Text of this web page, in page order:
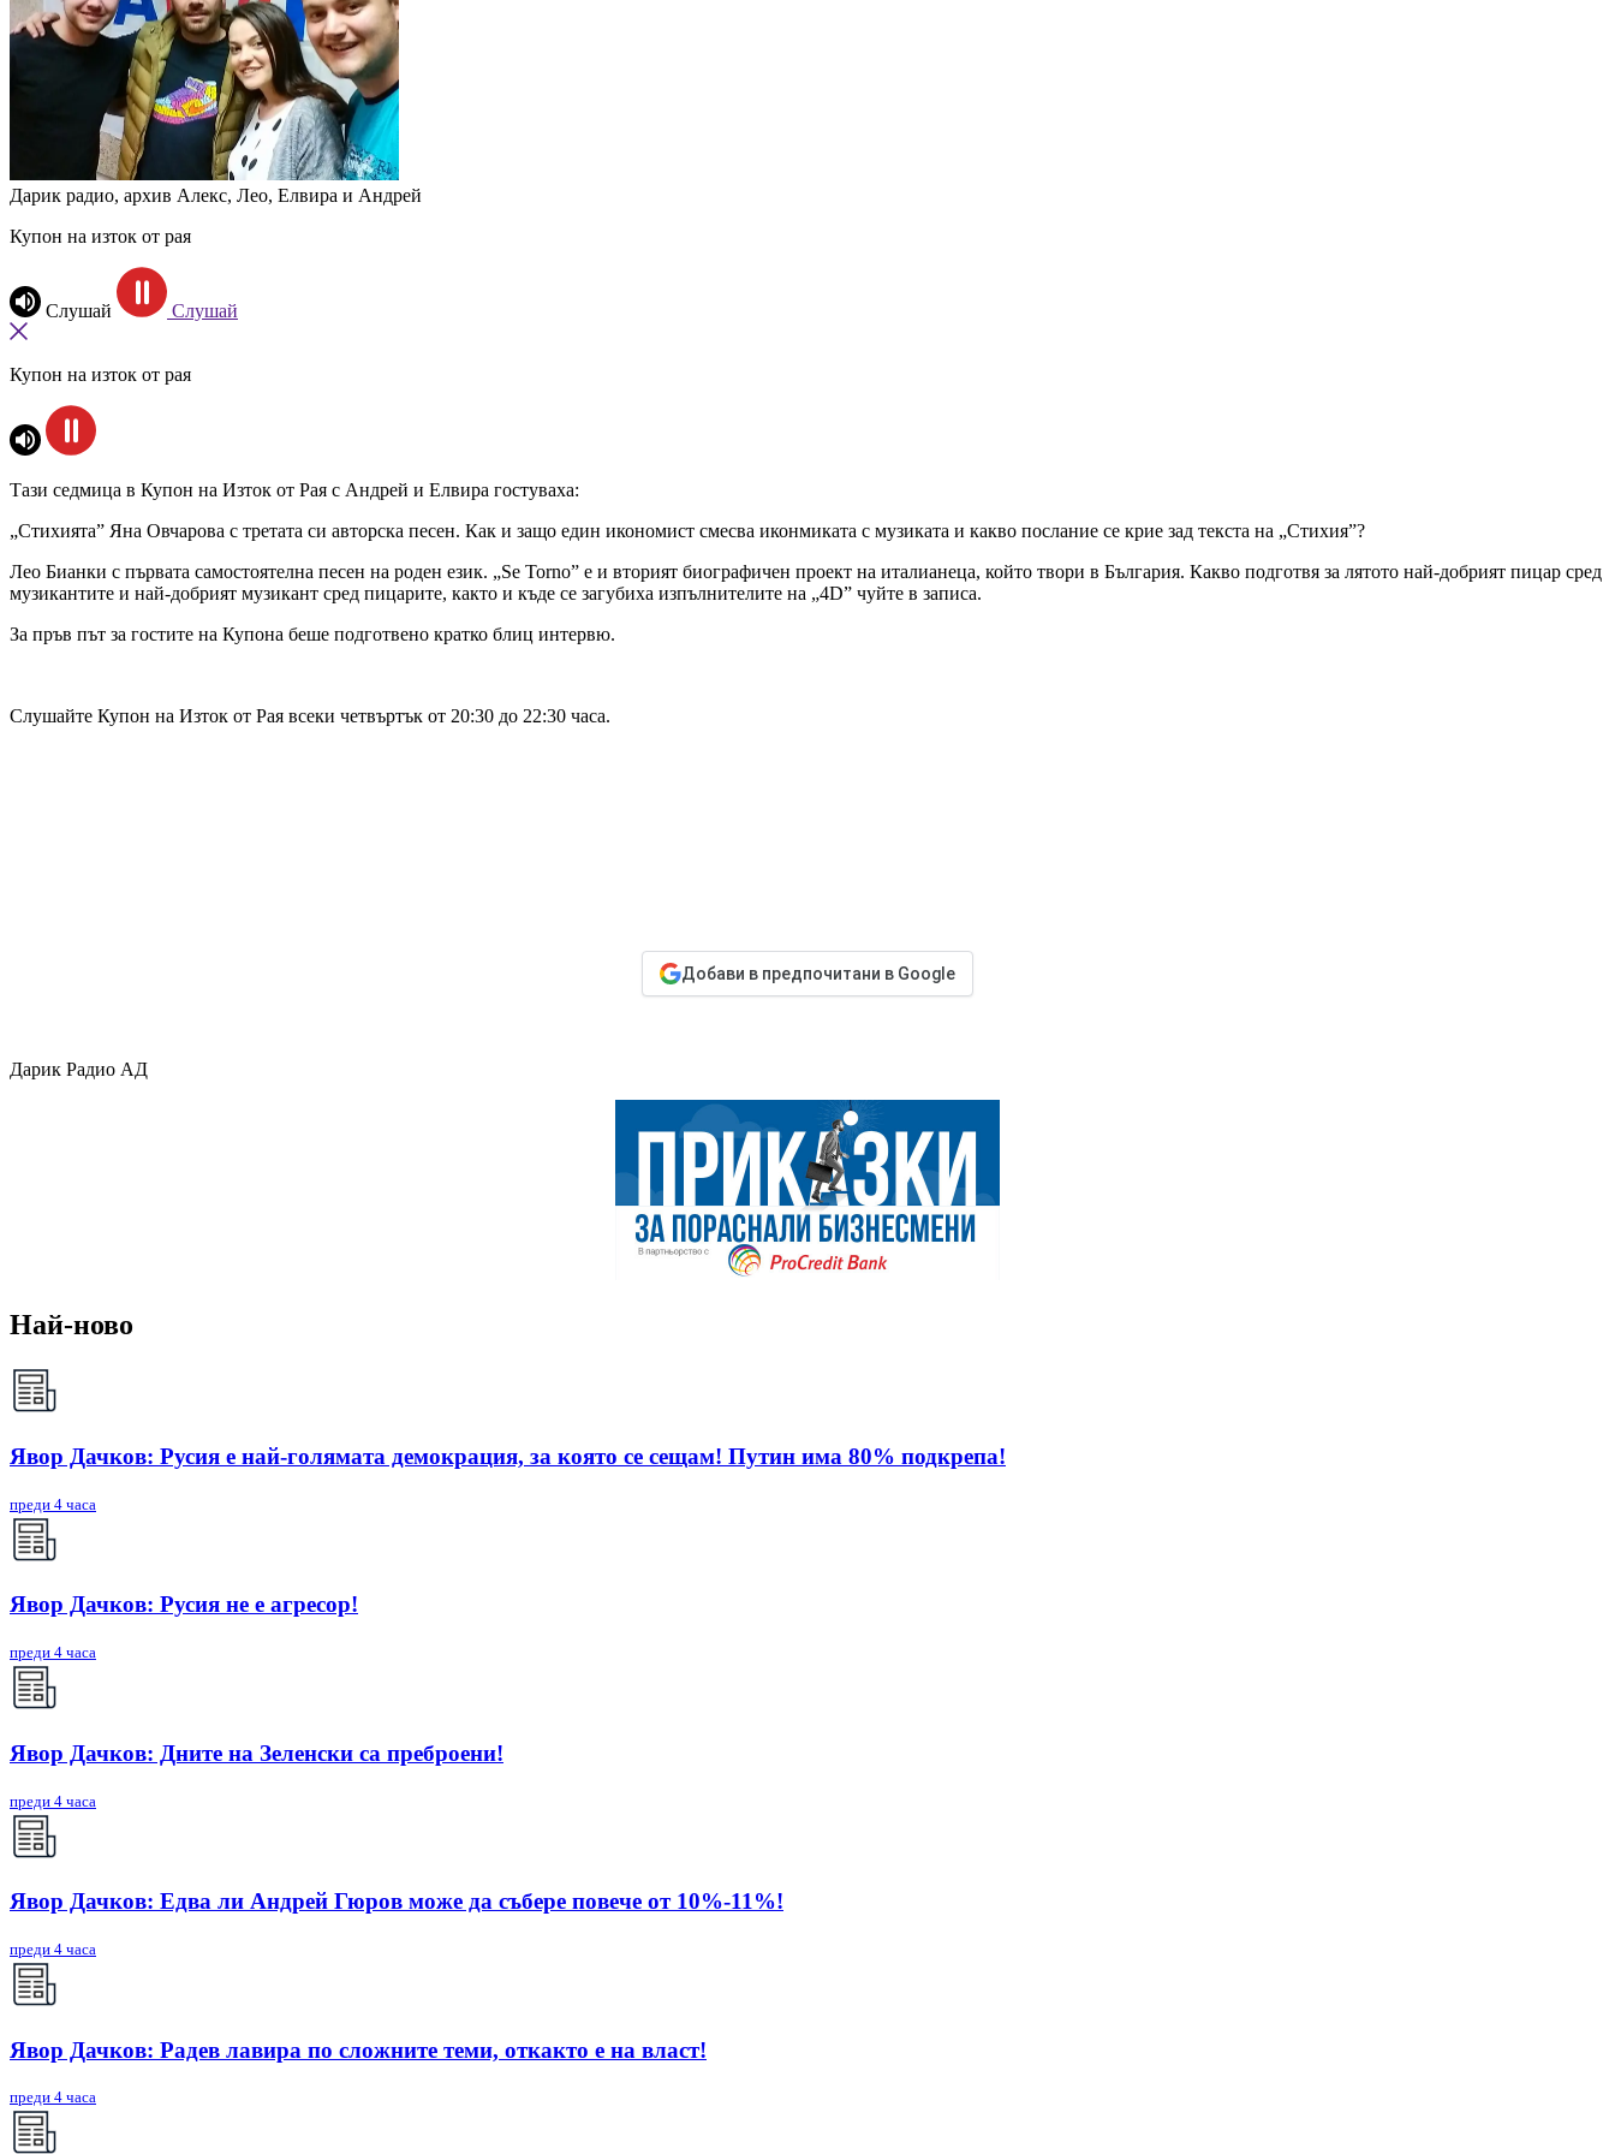
Дарик радио, архив Алекс, Лео, Елвира и Андрей
Купон на изток от рая
Слушай Слушай
Купон на изток от рая
Тази седмица в Купон на Изток от Рая с Андрей и Елвира гостуваха:
„Стихията” Яна Овчарова с третата си авторска песен. Как и защо един икономист смесва иконмиката с музиката и какво послание се крие зад текста на „Стихия”?
Лео Бианки с първата самостоятелна песен на роден език. „Se Torno” е и вторият биографичен проект на италианеца, който твори в България. Какво подготвя за лятото най-добрият пицар сред
музикантите и най-добрият музикант сред пицарите, както и къде се загубиха изпълнителите на „4D” чуйте в записа.
За пръв път за гостите на Купона беше подготвено кратко блиц интервю.
Слушайте Купон на Изток от Рая всеки четвъртък от 20:30 до 22:30 часа.
Добави в предпочитани в Google
Дарик Радио АД
Най-ново
Явор Дачков: Русия е най-голямата демокрация, за която се сещам! Путин има 80% подкрепа!
преди 4 часа
Явор Дачков: Русия не е агресор!
преди 4 часа
Явор Дачков: Дните на Зеленски са преброени!
преди 4 часа
Явор Дачков: Едва ли Андрей Гюров може да събере повече от 10%-11%!
преди 4 часа
Явор Дачков: Радев лавира по сложните теми, откакто е на власт!
преди 4 часа